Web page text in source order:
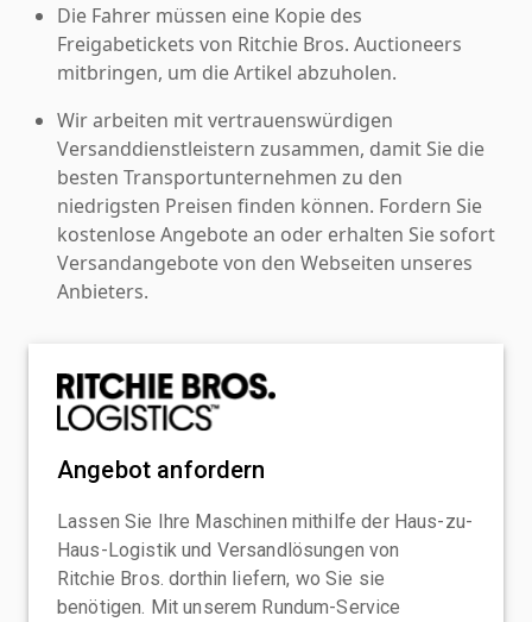
Die Fahrer müssen eine Kopie des
Freigabetickets von Ritchie Bros. Auctioneers
mitbringen, um die Artikel abzuholen.
Wir arbeiten mit vertrauenswürdigen
Versanddienstleistern zusammen, damit Sie die
besten Transportunternehmen zu den
niedrigsten Preisen finden können. Fordern Sie
kostenlose Angebote an oder erhalten Sie sofort
Versandangebote von den Webseiten unseres
Anbieters.
Angebot anfordern
Lassen Sie Ihre Maschinen mithilfe der Haus-zu-
Haus-Logistik und Versandlösungen von
Ritchie Bros. dorthin liefern, wo Sie sie
benötigen. Mit unserem Rundum-Service